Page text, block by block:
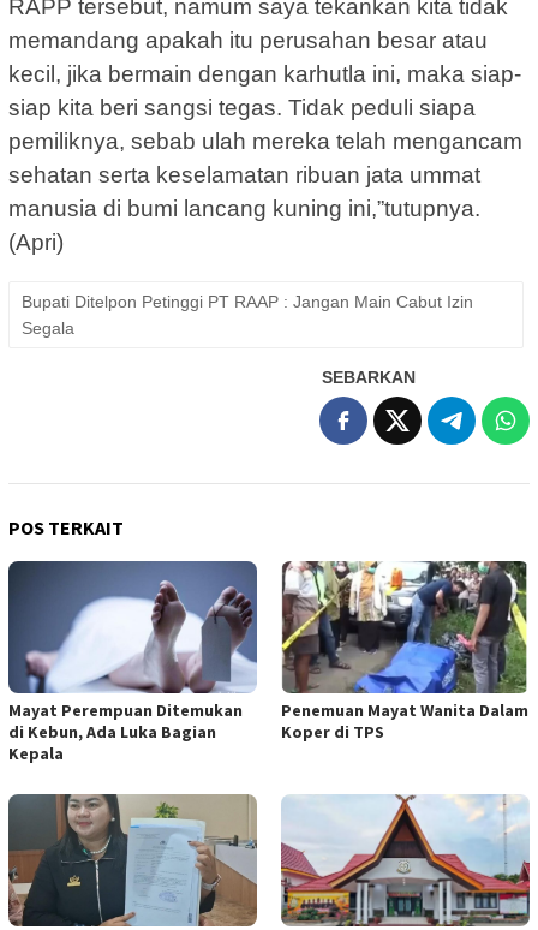
RAPP tersebut, namum saya tekankan kita tidak
memandang apakah itu perusahan besar atau
kecil, jika bermain dengan karhutla ini, maka siap-
siap kita beri sangsi tegas. Tidak peduli siapa
pemiliknya, sebab ulah mereka telah mengancam
sehatan serta keselamatan ribuan jata ummat
manusia di bumi lancang kuning ini,”tutupnya.
(Apri)
Bupati Ditelpon Petinggi PT RAAP : Jangan Main Cabut Izin
Segala
SEBARKAN
POS TERKAIT
Mayat Perempuan Ditemukan
di Kebun, Ada Luka Bagian
Kepala
Penemuan Mayat Wanita Dalam
Koper di TPS